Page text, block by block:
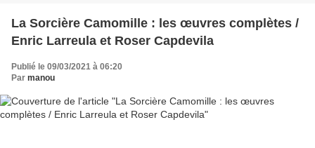
La Sorcière Camomille : les œuvres complètes /
Enric Larreula et Roser Capdevila
Publié le 09/03/2021 à 06:20
Par manou